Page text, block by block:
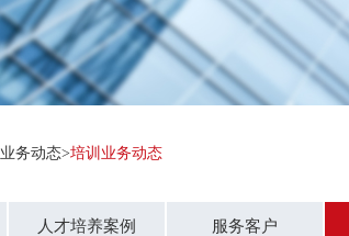
业务动态>培训业务动态
人才培养案例 服务客户